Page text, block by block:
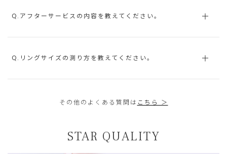
Q.アフターサービスの内容を教えてください。
Q.リングサイズの測り方を教えてください。
その他のよくある質問は こちら ＞
STAR QUALITY